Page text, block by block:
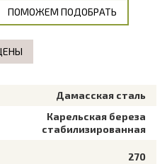
ПОМОЖЕМ ПОДОБРАТЬ
Дамасская сталь
Карельская береза
стабилизированная
270